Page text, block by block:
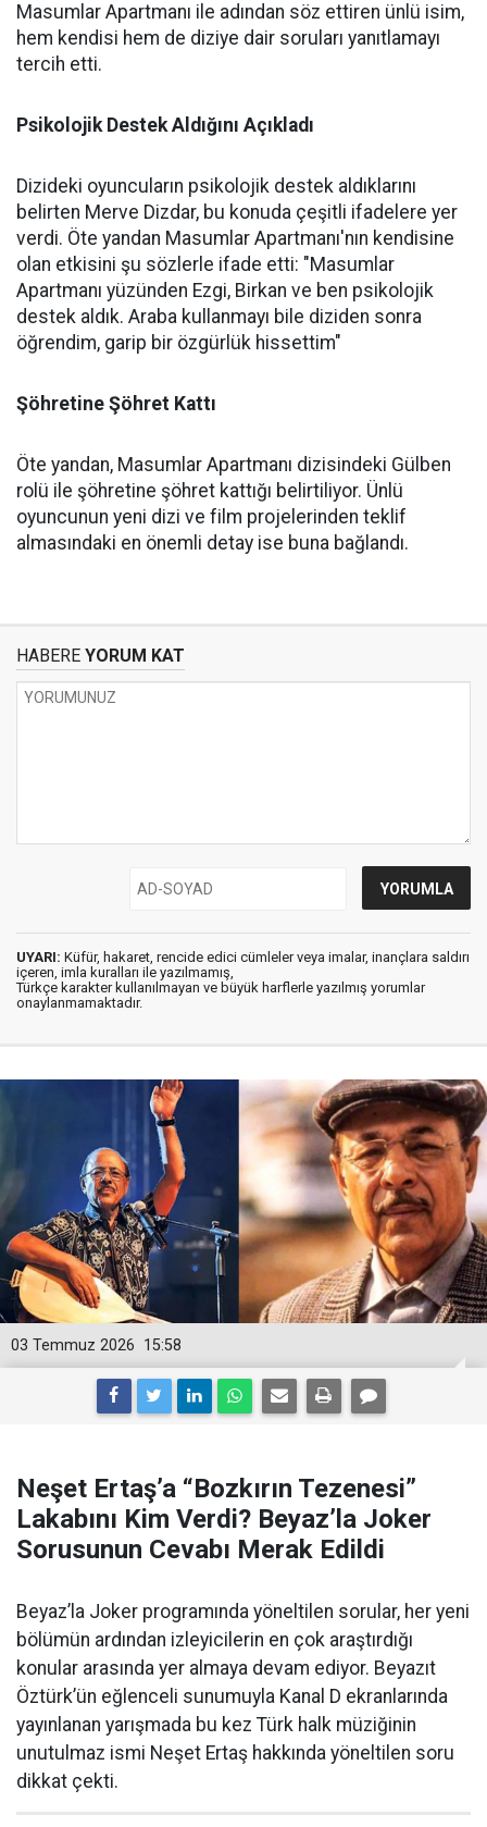
Masumlar Apartmanı ile adından söz ettiren ünlü isim,
hem kendisi hem de diziye dair soruları yanıtlamayı
tercih etti.
Psikolojik Destek Aldığını Açıkladı
Dizideki oyuncuların psikolojik destek aldıklarını
belirten Merve Dizdar, bu konuda çeşitli ifadelere yer
verdi. Öte yandan Masumlar Apartmanı'nın kendisine
olan etkisini şu sözlerle ifade etti: "Masumlar
Apartmanı yüzünden Ezgi, Birkan ve ben psikolojik
destek aldık. Araba kullanmayı bile diziden sonra
öğrendim, garip bir özgürlük hissettim"
Şöhretine Şöhret Kattı
Öte yandan, Masumlar Apartmanı dizisindeki Gülben
rolü ile şöhretine şöhret kattığı belirtiliyor. Ünlü
oyuncunun yeni dizi ve film projelerinden teklif
almasındaki en önemli detay ise buna bağlandı.
HABERE YORUM KAT
UYARI: Küfür, hakaret, rencide edici cümleler veya imalar, inançlara saldırı
içeren, imla kuralları ile yazılmamış,
Türkçe karakter kullanılmayan ve büyük harflerle yazılmış yorumlar
onaylanmamaktadır.
15:58
03 Temmuz 2026
Neşet Ertaş’a “Bozkırın Tezenesi”
Lakabını Kim Verdi? Beyaz’la Joker
Sorusunun Cevabı Merak Edildi
Beyaz’la Joker programında yöneltilen sorular, her yeni
bölümün ardından izleyicilerin en çok araştırdığı
konular arasında yer almaya devam ediyor. Beyazıt
Öztürk’ün eğlenceli sunumuyla Kanal D ekranlarında
yayınlanan yarışmada bu kez Türk halk müziğinin
unutulmaz ismi Neşet Ertaş hakkında yöneltilen soru
dikkat çekti.